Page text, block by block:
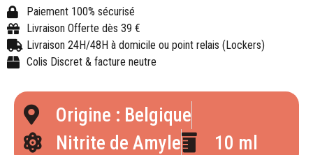
Paiement 100% sécurisé
Livraison Offerte dès 39 €
Livraison 24H/48H à domicile ou point relais (Lockers)
Colis Discret & facture neutre
Origine : Belgique
Nitrite de Amyle
10 ml